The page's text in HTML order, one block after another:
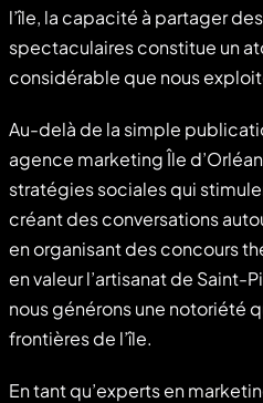
l’île, la capacité à partager
spectaculaires constitue un
considérable que nous
Au-delà de la simple
agence marketing Île
stratégies sociales qui
créant des conversations
en organisant des concours
en valeur l’artisanat de Saint-
nous générons une notoriété
frontières de l’île.
En tant qu’experts en